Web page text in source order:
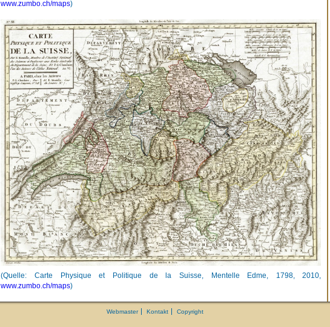
www.zumbo.ch/maps)
(Quelle: Carte Physique et Politique de la Suisse, Mentelle Edme, 1798, 2010,
www.zumbo.ch/maps)
Webmaster Kontakt Copyright